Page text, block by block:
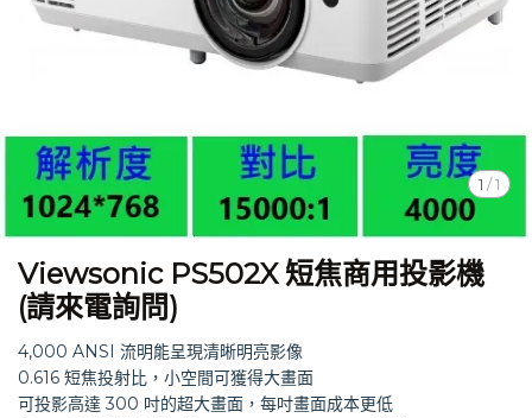
1 /1
Viewsonic PS502X 短焦商用投影機
(請來電詢問)
4,000 ANSI 流明能呈現清晰明亮影像
0.616 短焦投射比，小空間可獲得大畫面
可投影高達 300 吋的超大畫面，每吋畫面成本更低